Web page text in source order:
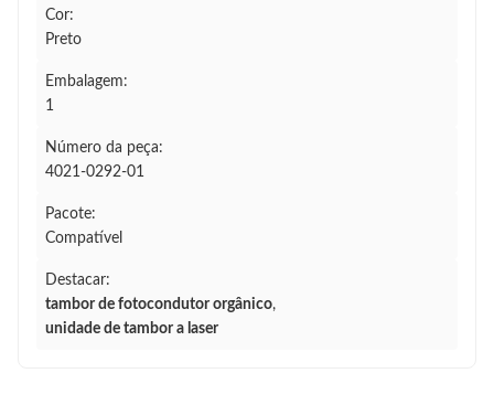
Cor:
Preto
Embalagem:
1
Número da peça:
4021-0292-01
Pacote:
Compatível
Destacar:
tambor de fotocondutor orgânico,
unidade de tambor a laser